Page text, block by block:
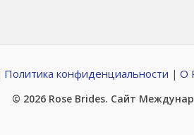
Политика конфиденциальности | О
© 2026 Rose Brides. Сайт